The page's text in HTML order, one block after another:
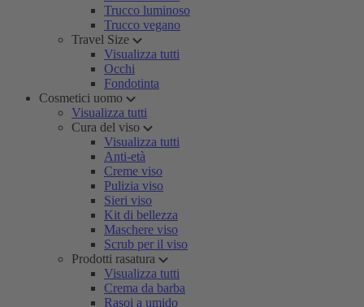
Trucco luminoso
Trucco vegano
Travel Size
Visualizza tutti
Occhi
Fondotinta
Cosmetici uomo
Visualizza tutti
Cura del viso
Visualizza tutti
Anti-età
Creme viso
Pulizia viso
Sieri viso
Kit di bellezza
Maschere viso
Scrub per il viso
Prodotti rasatura
Visualizza tutti
Crema da barba
Rasoi a umido